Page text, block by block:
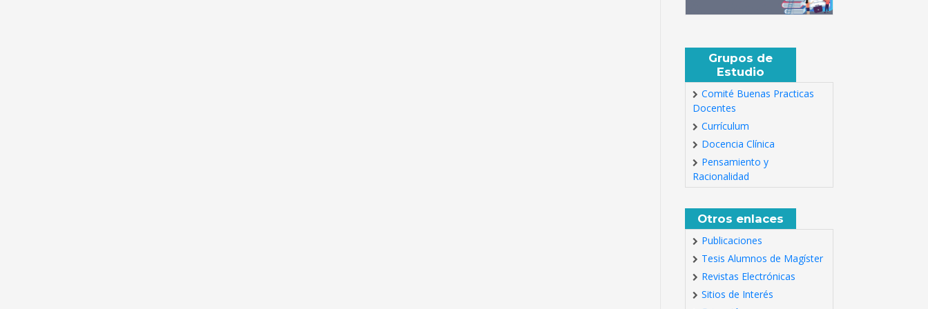
Grupos de
Estudio
Comité Buenas Practicas
Docentes
Currículum
Docencia Clínica
Pensamiento y
Racionalidad
Otros enlaces
Publicaciones
Tesis Alumnos de Magíster
Revistas Electrónicas
Sitios de Interés